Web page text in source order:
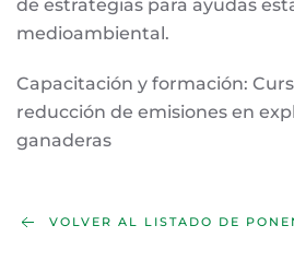
de estrategias para ayudas
medioambiental.
Capacitación y formación:
reducción de emisiones en
ganaderas
VOLVER AL LISTADO DE